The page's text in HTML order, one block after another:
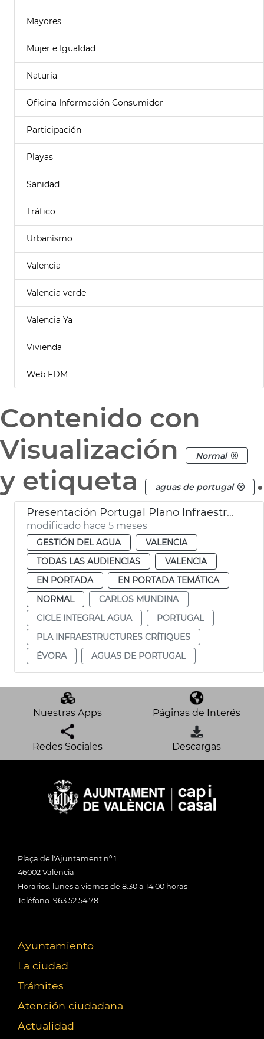
Mayores
Mujer e Igualdad
Naturia
Oficina Información Consumidor
Participación
Playas
Sanidad
Tráfico
Urbanismo
Valencia
Valencia verde
Valencia Ya
Vivienda
Web FDM
Contenido con
Visualización
Normal
y etiqueta aguas de portugal .
Presentación Portugal Plano Infraestructuras Críticas 2026-2031 València
modificado hace 5 meses
GESTIÓN DEL AGUA
VALENCIA
TODAS LAS AUDIENCIAS
VALENCIA
EN PORTADA
EN PORTADA TEMÁTICA
NORMAL
CARLOS MUNDINA
CICLE INTEGRAL AGUA
PORTUGAL
PLA INFRAESTRUCTURES CRÍTIQUES
ÉVORA
AGUAS DE PORTUGAL
Nuestras Apps Páginas de Interés
Redes Sociales Descargas
Plaça de l'Ajuntament nº 1
46002 València
Horarios: lunes a viernes de 8:30 a 14:00 horas
Teléfono: 963 52 54 78
Ayuntamiento
La ciudad
Trámites
Atención ciudadana
Actualidad